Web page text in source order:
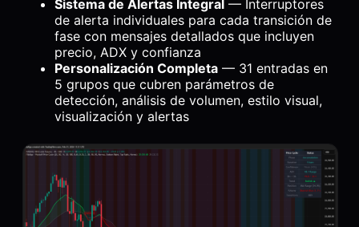
Sistema de Alertas Integral — Interruptores
de alerta individuales para cada transición de
fase con mensajes detallados que incluyen
precio, ADX y confianza
Personalización Completa — 31 entradas en
5 grupos que cubren parámetros de
detección, análisis de volumen, estilo visual,
visualización y alertas